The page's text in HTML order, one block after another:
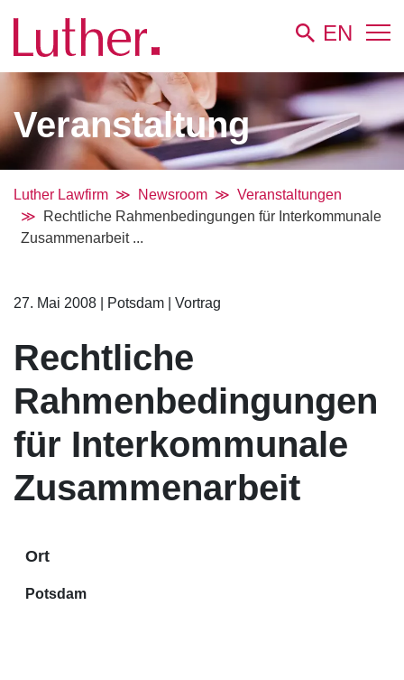
EN
Veranstaltung
Luther Lawfirm Newsroom
Veranstaltungen
Rechtliche Rahmenbedingungen für Interkommunale
Zusammenarbeit ...
27. Mai 2008 Potsdam Vortrag
Rechtliche
Rahmenbedingungen
für Interkommunale
Zusammenarbeit
Ort
Potsdam